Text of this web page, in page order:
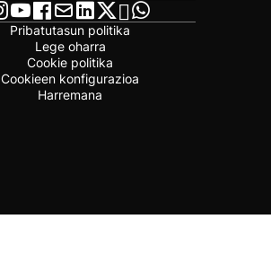
Pribatutasun politika
Lege oharra
Cookie politika
Cookieen konfigurazioa
Harremana